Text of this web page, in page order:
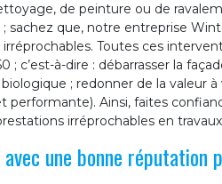
de peinture ou de
; sachez que, notre entreprise
irréprochables. Toutes ces
; c’est-à-dire : débarrasser la
; redonner de la valeur
performante). Ainsi, faites
irréprochables en
une bonne